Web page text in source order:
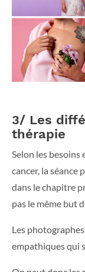
3/ Les
thérapie
Selon les besoins
cancer, la séance
dans le chapitre
pas le même but
Les
empathiques qui